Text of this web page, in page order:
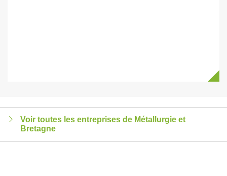
Voir toutes les entreprises de Métallurgie et
Bretagne